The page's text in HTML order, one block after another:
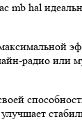
mb hal
радио